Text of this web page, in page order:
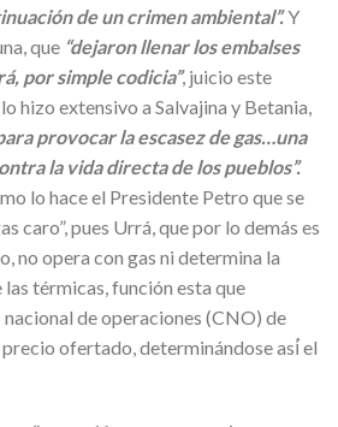
de un crimen ambiental”.Y
que “dejaron llenar los embalses
por simple codicia”, juicio este
hizo extensivo a Salvajina y Betania,
provocar la escasez de gas…una
la vida directa de los pueblos”.
lo hace el Presidente Petro que se
caro”, pues Urrá, que por lo demás es
no opera con gas ni determina la
térmicas, función esta que
de operaciones (CNO) de
ofertado, determinándose así́ el